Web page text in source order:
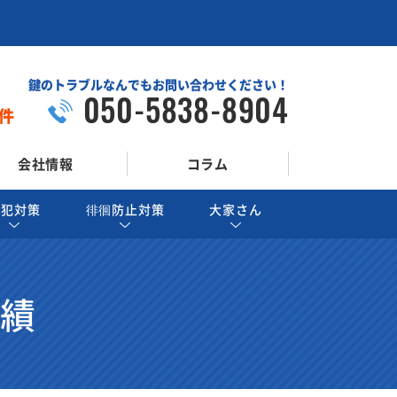
鍵のトラブルなんでもお問い合わせください！
050-5838-8904
会社情報 コラム
対策 徘徊防止対策 大家さん